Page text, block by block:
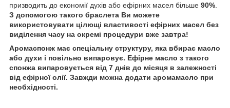
призводить до економії духів або ефірних масел більше 90%
З допомогою такого браслета Ви можете
використовувати цілющі властивості ефірних масел без
виділення часу на окремі процедури вже завтра!
Аромаспонж має спеціальну структуру, яка вбирає масло
або духи і повільно випаровує. Ефірне масло з такого
спонжа випаровується від 7 днів до місяця в залежності
від ефірної олії. Завжди можна додати аромамасло при
необхідності.